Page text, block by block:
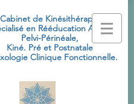
Cabinet de Kinésithérapie
en Rééducation Abdo-
Pelvi-Périnéale,
Kiné. Pré et Postnatale
Clinique Fonctionnelle.